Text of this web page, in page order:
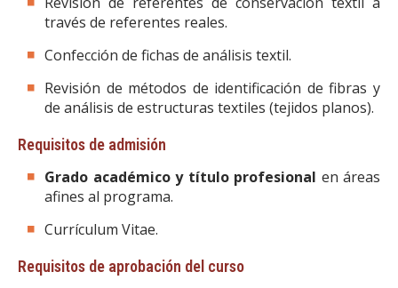
través de referentes reales.
Confección de fichas de análisis textil.
Revisión de métodos de identificación de fibras y
de análisis de estructuras textiles (tejidos planos).
Requisitos de admisión
Grado académico y título profesional en áreas
afines al programa.
Currículum Vitae.
Requisitos de aprobación del curso